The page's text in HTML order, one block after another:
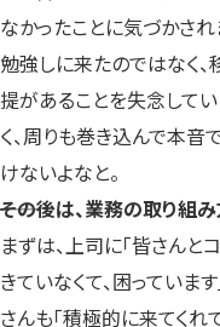
なかったことに気づかされ
勉強しに来たのではなく
提があることを失念して
く、周りも巻き込んで本
けないよなと。
――その後は、業務の取り組
まずは、上司に「皆さん
きていなくて、困っていま
さんも「積極的に来てくれ